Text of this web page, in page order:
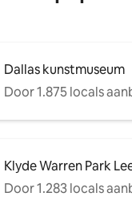
Dallas kunstmuseum
Door 1.875 locals
Klyde Warren Park
Door 1.283 locals